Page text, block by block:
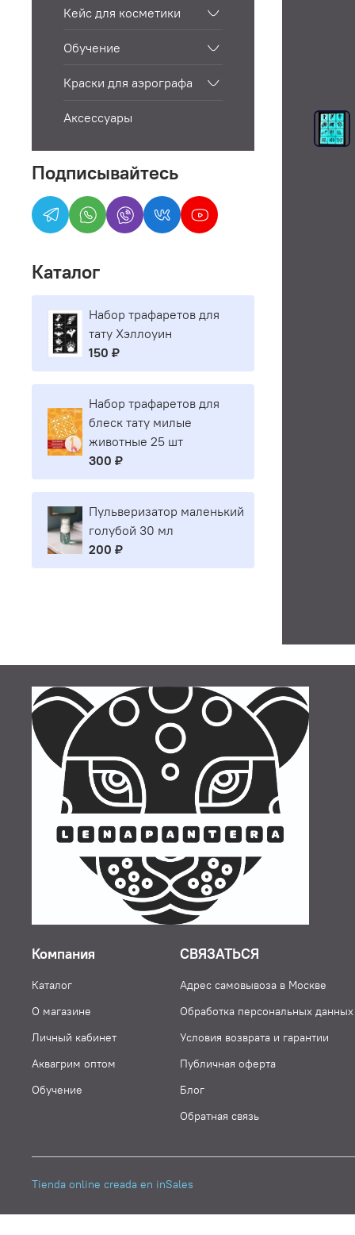
Кейс для косметики
Обучение
Краски для аэрографа
Аксессуары
Подписывайтесь
Каталог
Набор трафаретов для
тату Хэллоуин
150 ₽
Набор трафаретов для
блеск тату милые
животные 25 шт
300 ₽
Пульверизатор маленький
голубой 30 мл
200 ₽
Компания
Каталог
О магазине
Личный кабинет
Аквагрим оптом
Обучение
СВЯЗАТЬСЯ
Адрес самовывоза в Москве
Обработка персональных данных
Условия возврата и гарантии
Публичная оферта
Блог
Обратная связь
Tienda online creada en inSales